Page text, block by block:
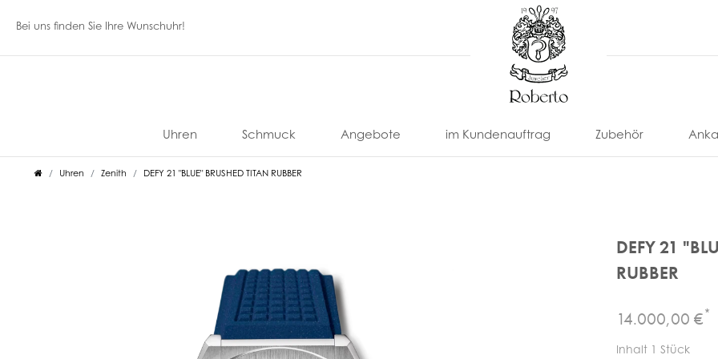
Bei uns finden Sie Ihre Wunschuhr!
Uhren
Accutron
Anonimo
Aristo
Bell
Davosa
Doxa
Dufa
Eberhard
Graham
Gucci
Hamilton
Hanhart
Meistersinger
Mido
Oris
Paul
Tissot
Titoni
TSAR
BOMBA
Schmuck
Bigli
Brahman
Damaso
Diamond
Fope
Giovanni
K DI
Kuore
Sonstige
Marken
Angebote
Anonimo
BellEterna
im Kundenauftrag Zubehör
Uhrenarmbänder
Uhrenbeweger
Uhrenbox
& -Etui
Uhren Zenith DEFY 21 "BLUE" BRUSHED TITAN RUBBER
DEFY 21
RUBBER
14.000,00 €*
Inhalt 1Stück